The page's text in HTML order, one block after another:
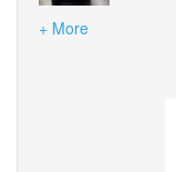
+ More